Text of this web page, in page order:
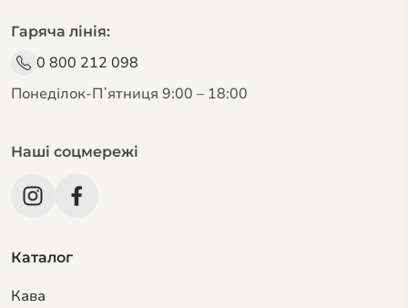
Гаряча лінія:
0 800 212 098
Понеділок-Пʼятниця 9:00 – 18:00
Наші соцмережі
Каталог
Кава